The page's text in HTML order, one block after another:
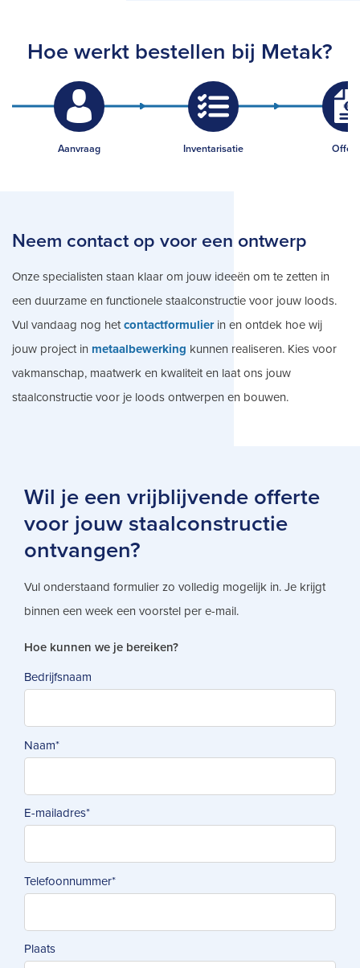
Hoe werkt bestellen bij Metak?
Aanvraag Inventarisatie
Neem contact op voor een ontwerp
Onze specialisten staan klaar om jouw ideeën om te zetten in
een duurzame en functionele staalconstructie voor jouw loods.
Vul vandaag nog hetcontactformulierin en ontdek hoe wij
jouw project in metaalbewerking kunnen realiseren. Kies voor
vakmanschap, maatwerk en kwaliteit en laat ons jouw
staalconstructie voor je loods ontwerpen en bouwen.
Wil je een vrijblijvende offerte
voor jouw staalconstructie
ontvangen?
Vul onderstaand formulier zo volledig mogelijk in. Je krijgt
binnen een week een voorstel per e-mail.
Hoe kunnen we je bereiken?
Bedrijfsnaam
Naam*
E-mailadres*
Telefoonnummer*
Plaats